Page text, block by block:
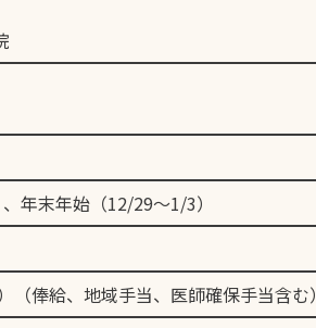
年末年始（12/29～1/3）
俸給、地域手当、医師確保手当含む）